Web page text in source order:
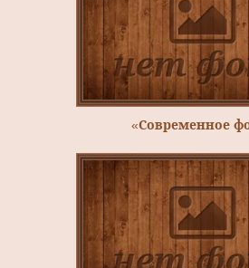
«Современное